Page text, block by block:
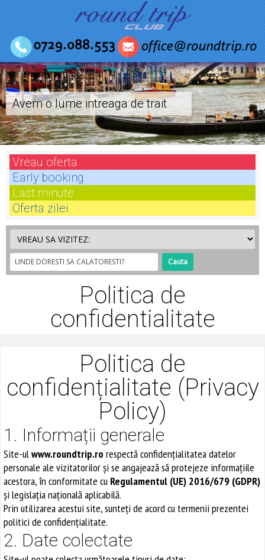
Avem o lume intreaga de trait
Vreau oferta
Early booking
Last minute
Oferta zilei
Politica de
confidentialitate
Politica de
confidențialitate (Privacy
Policy)
1. Informații generale
Site-ulwww.roundtrip.ro respectă confidențialitatea datelor
personale ale vizitatorilor și se angajează să protejeze informațiile
acestora, în conformitate cu Regulamentul (UE) 2016/679 (GDPR)
și legislația națională aplicabilă.
Prin utilizarea acestui site, sunteți de acord cu termenii prezentei
politici de confidențialitate.
2. Date colectate